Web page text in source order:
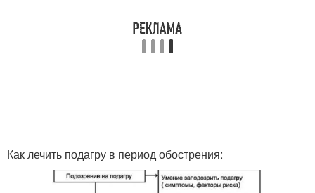
Как лечить подагру в период обострения: